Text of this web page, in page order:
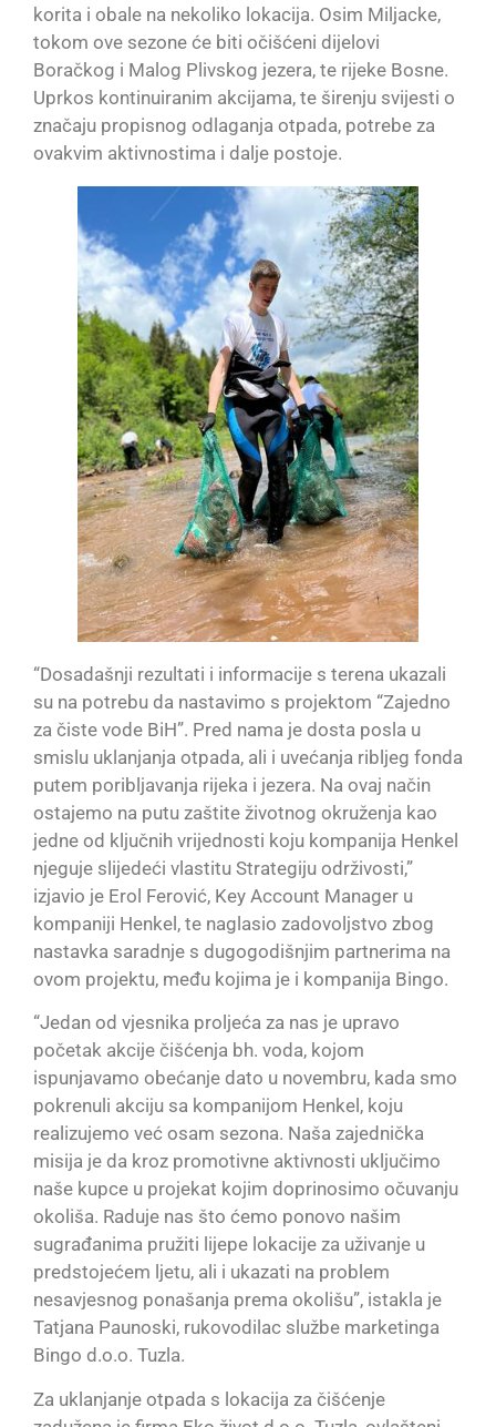
korita i obale na nekoliko lokacija. Osim Miljacke,
tokom ove sezone će biti očišćeni dijelovi
Boračkog i Malog Plivskog jezera, te rijeke Bosne.
Uprkos kontinuiranim akcijama, te širenju svijesti o
značaju propisnog odlaganja otpada, potrebe za
ovakvim aktivnostima i dalje postoje.
“Dosadašnji rezultati i informacije s terena ukazali
su na potrebu da nastavimo s projektom “Zajedno
za čiste vode BiH”. Pred nama je dosta posla u
smislu uklanjanja otpada, ali i uvećanja ribljeg fonda
putem poribljavanja rijeka i jezera. Na ovaj način
ostajemo na putu zaštite životnog okruženja kao
jedne od ključnih vrijednosti koju kompanija Henkel
njeguje slijedeći vlastitu Strategiju održivosti,”
izjavio je Erol Ferović, Key Account Manager u
kompaniji Henkel, te naglasio zadovoljstvo zbog
nastavka saradnje s dugogodišnjim partnerima na
ovom projektu, među kojima je i kompanija Bingo.
“Jedan od vjesnika proljeća za nas je upravo
početak akcije čišćenja bh. voda, kojom
ispunjavamo obećanje dato u novembru, kada smo
pokrenuli akciju sa kompanijom Henkel, koju
realizujemo već osam sezona. Naša zajednička
misija je da kroz promotivne aktivnosti uključimo
naše kupce u projekat kojim doprinosimo očuvanju
okoliša. Raduje nas što ćemo ponovo našim
sugrađanima pružiti lijepe lokacije za uživanje u
predstojećem ljetu, ali i ukazati na problem
nesavjesnog ponašanja prema okolišu”, istakla je
Tatjana Paunoski, rukovodilac službe marketinga
Bingo d.o.o. Tuzla.
Za uklanjanje otpada s lokacija za čišćenje